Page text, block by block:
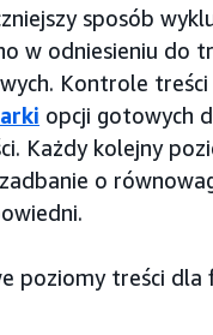
sposób
w odniesieniu do
Kontrole treści
opcji gotowych
Każdy kolejny
o
poziomy treści